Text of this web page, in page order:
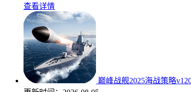
查看详情
巅峰战舰2025海战策略